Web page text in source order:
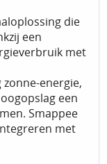
die
een
met
energie,
een
Smappee
met